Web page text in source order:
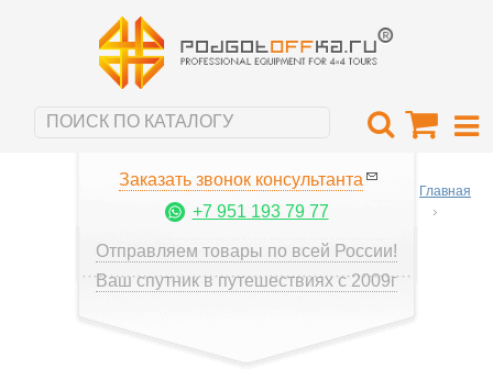
Заказать звонок консультанта
+7 951 193 79 77
Отправляем товары по всей России!
Ваш спутник в путешествиях с 2009г
Главная